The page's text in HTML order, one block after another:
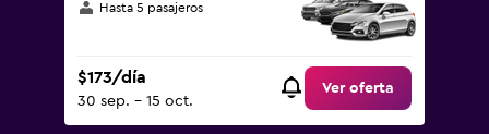
Hasta 5 pasajeros
$173/día
30 sep. - 15 oct.
Ver oferta